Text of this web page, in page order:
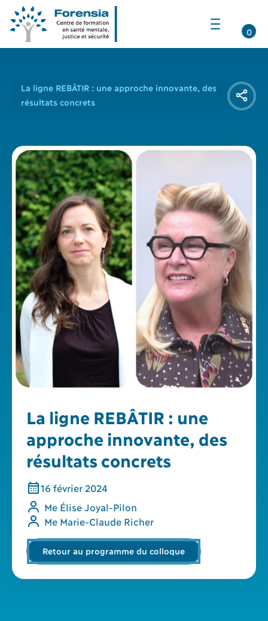
0
la
navigation
site
La ligne REBÂTIR : une approche innovante, des
résultats concrets
La ligne REBÂTIR : une
approche innovante, des
résultats concrets
16 février 2024
Me Élise Joyal-Pilon
Me Marie-Claude Richer
Retour au programme du colloque